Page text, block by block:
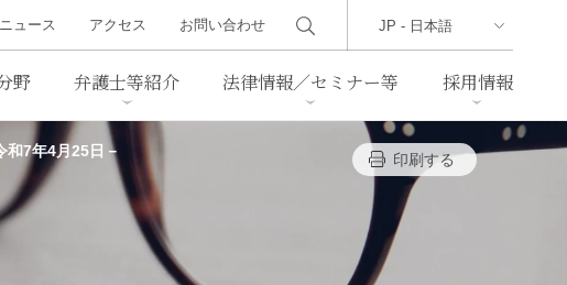
アクセス
野
事業再生・倒産
通商法・経済安全保障
弁護士等紹介 法律情報／セミナー等
ニューズレター 判例紹介
採用情報
ニュース アクセス お問い合わせ
7年4月25日－ 印刷する